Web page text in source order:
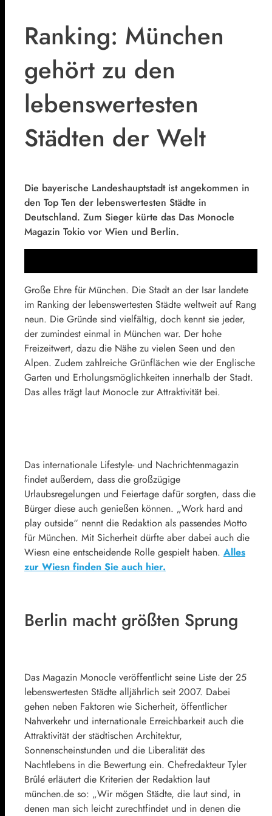
Ranking: München
gehört zu den
lebenswertesten
Städten der Welt
Die bayerische Landeshauptstadt ist angekommen in
den Top Ten der lebenswertesten Städte in
Deutschland. Zum Sieger kürte das Das Monocle
Magazin Tokio vor Wien und Berlin.
Große Ehre für München. Die Stadt an der Isar landete
im Ranking der lebenswertesten Städte weltweit auf Rang
neun. Die Gründe sind vielfältig, doch kennt sie jeder,
der zumindest einmal in München war. Der hohe
Freizeitwert, dazu die Nähe zu vielen Seen und den
Alpen. Zudem zahlreiche Grünflächen wie der Englische
Garten und Erholungsmöglichkeiten innerhalb der Stadt.
Das alles trägt laut Monocle zur Attraktivität bei.
Das internationale Lifestyle- und Nachrichtenmagazin
findet außerdem, dass die großzügige
Urlaubsregelungen und Feiertage dafür sorgten, dass die
Bürger diese auch genießen können. „Work hard and
play outside“ nennt die Redaktion als passendes Motto
für München. Mit Sicherheit dürfte aber dabei auch die
Wiesn eine entscheidende Rolle gespielt haben. Alles
zur Wiesn finden Sie auch hier.
Berlin macht größten Sprung
Das Magazin Monocle veröffentlicht seine Liste der 25
lebenswertesten Städte alljährlich seit 2007. Dabei
gehen neben Faktoren wie Sicherheit, öffentlicher
Nahverkehr und internationale Erreichbarkeit auch die
Attraktivität der städtischen Architektur,
Sonnenscheinstunden und die Liberalität des
Nachtlebens in die Bewertung ein. Chefredakteur Tyler
Brûlé erläutert die Kriterien der Redaktion laut
münchen.de so: „Wir mögen Städte, die laut sind, in
denen man sich leicht zurechtfindet und in denen die